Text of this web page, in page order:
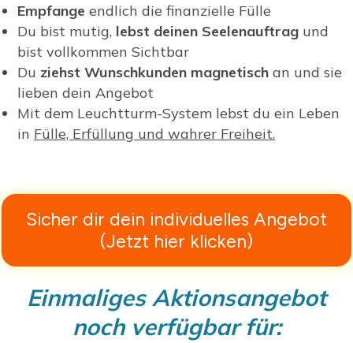
Empfange endlich die finanzielle Fülle
Du bist mutig, lebst deinen Seelenauftrag und
bist vollkommen Sichtbar
Du ziehst Wunschkunden magnetisch an und sie
lieben dein Angebot
Mit dem Leuchtturm-System lebst du ein Leben
in Fülle, Erfüllung und wahrer Freiheit.
Sicher dir dein individuelles Angebot
(Jetzt hier klicken)
Einmaliges Aktionsangebot
noch verfügbar für: